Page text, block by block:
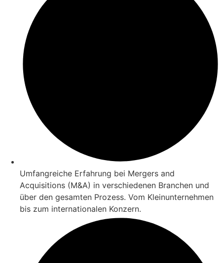
Umfangreiche Erfahrung bei Mergers and
Acquisitions (M&A) in verschiedenen Branchen und
über den gesamten Prozess. Vom Kleinunternehmen
bis zum internationalen Konzern.